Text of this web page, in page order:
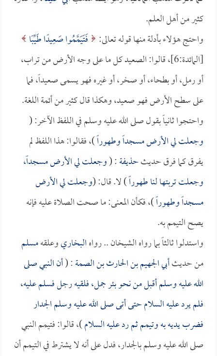
كثير من أهل العلم.
واحتج هؤلاء بأدلة منها قوله تعالى:
فَتَيَمَّمُوا صَعِيدًا طَيِّبًا
[المائدة:6]، قالوا: الصعيد كل ما على وجه الأرض من تراب،
أو رمل، أو بطحاء، أو صخر، أو غيره فهو يسمى صعيداً، فما
على سطح الأرض فهو صعيد، وهكذا قال كثير من أئمة اللغة.
واحتجوا ثانياً بقول صلى الله عليه وسلم في اللفظ الآخر: (
وجعلت لي الأرض مسجداً وطهوراً)، فقالوا: هذا اللفظ لم
يفرق كما فرق حديثحذيفة: (وجعلت لي الأرض مسجداً،
وجعلت تربتها لنا طهوراً) لا. قال: (وجعلت لي الأرض
مسجداً وطهوراً)، فكأن المعنى: ما صحت الصلاة عليه فإنه
يصح التيمم به.
واستدلوا ثالثاً بما رواه الشيخان .. رواهالبخاريوعلقهمسلم
من حديثأبي الجهيم بن الحارث بن الصمة: (أن النبي صلى
الله عليه وسلم أقبل من نحو بئر جمل، فلقيه رجل فسلم عليه،
فلم يرد عليه السلام حتى أتى صلى الله عليه وسلم الجدار
فضرب يديه به وتيمم ثم رد عليه السلام)، قالوا: فتيمم النبي
صلى الله عليه وسلم بالجدار، فدل على أنه لا يشترط في التيمم أن